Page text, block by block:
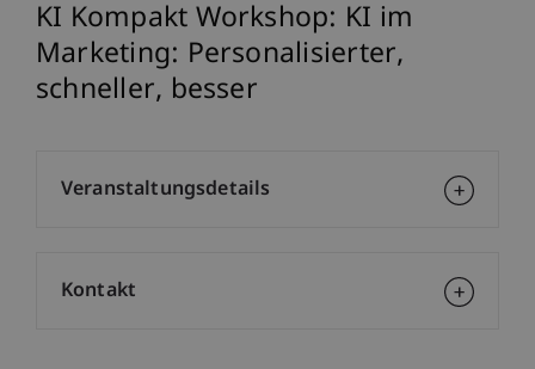
KI Kompakt Workshop: KI im
Marketing: Personalisierter,
schneller, besser
Veranstaltungsdetails
Kontakt